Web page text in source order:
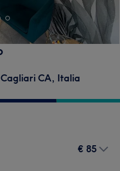
CA, Italia
€ 85